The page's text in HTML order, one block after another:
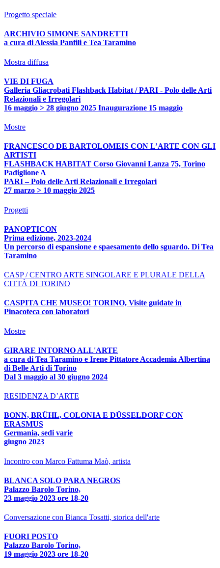
Progetto speciale
ARCHIVIO SIMONE SANDRETTI
a cura di Alessia Panfili e Tea Taramino
Mostra diffusa
VIE DI FUGA
Galleria Gliacrobati Flashback Habitat / PARI - Polo delle Arti
Relazionali e Irregolari
16 maggio > 28 giugno 2025 Inaugurazione 15 maggio
Mostre
FRANCESCO DE BARTOLOMEIS CON L’ARTE CON GLI
ARTISTI
FLASHBACK HABITAT Corso Giovanni Lanza 75, Torino
Padiglione A
PARI – Polo delle Arti Relazionali e Irregolari
27 marzo > 10 maggio 2025
Progetti
PANOPTICON
Prima edizione, 2023-2024
Un percorso di espansione e spaesamento dello sguardo. Di Tea
Taramino
CASP / CENTRO ARTE SINGOLARE E PLURALE DELLA
CITTÀ DI TORINO
CASPITA CHE MUSEO! TORINO, Visite guidate in
Pinacoteca con laboratori
Mostre
GIRARE INTORNO ALL'ARTE
a cura di Tea Taramino e Irene Pittatore Accademia Albertina
di Belle Arti di Torino
Dal 3 maggio al 30 giugno 2024
RESIDENZA D’ARTE
BONN, BRÜHL, COLONIA E DÜSSELDORF CON
ERASMUS
Germania, sedi varie
giugno 2023
Incontro con Marco Fattuma Maò, artista
BLANCA SOLO PARA NEGROS
Palazzo Barolo Torino,
23 maggio 2023 ore 18-20
Conversazione con Bianca Tosatti, storica dell'arte
FUORI POSTO
Palazzo Barolo Torino,
19 maggio 2023 ore 18-20